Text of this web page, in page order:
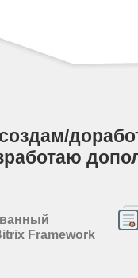
Framework